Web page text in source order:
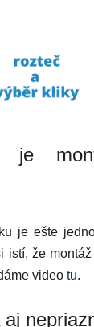
je
je ešte
istí, že
video tu.